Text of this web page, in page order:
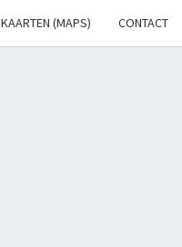
KAARTEN (MAPS) CONTACT